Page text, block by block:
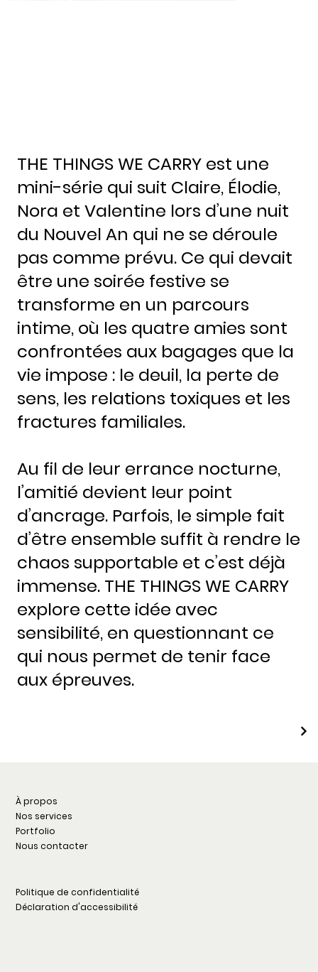
THE THINGS WE CARRY est une
mini-série qui suit Claire, Élodie,
Nora et Valentine lors d’une nuit
du Nouvel An qui ne se déroule
pas comme prévu. Ce qui devait
être une soirée festive se
transforme en un parcours
intime, où les quatre amies sont
confrontées aux bagages que la
vie impose : le deuil, la perte de
sens, les relations toxiques et les
fractures familiales.
Au fil de leur errance nocturne,
l’amitié devient leur point
d’ancrage. Parfois, le simple fait
d’être ensemble suffit à rendre le
chaos supportable et c’est déjà
immense. THE THINGS WE CARRY
explore cette idée avec
sensibilité, en questionnant ce
qui nous permet de tenir face
aux épreuves.
À propos
Nos services
Portfolio
Nous contacter
Politique de confidentialité
Déclaration d'accessibilité